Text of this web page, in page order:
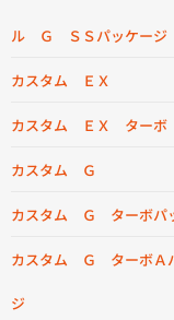
ル Ｇ ＳＳパッケージ
カスタム ＥＸ
カスタム ＥＸ ターボ
カスタム Ｇ
カスタム Ｇ ターボパ
カスタム Ｇ ターボＡ
ジ